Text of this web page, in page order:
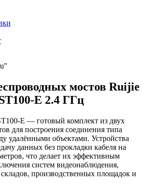
мостов Ruijie
E 2.4 ГГц
E — готовый комплект из двух
для построения соединения типа
удалёнными объектами. Устройства
данных без прокладки кабеля на
что делает их эффективным
систем видеонаблюдения,
производственных площадок и